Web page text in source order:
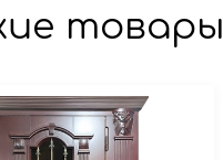
товары